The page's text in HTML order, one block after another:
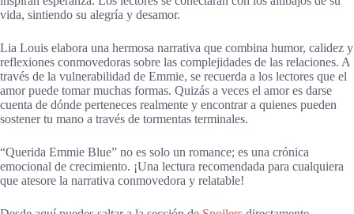
vida, sintiendo su alegría y desamor.
Lia Louis elabora una hermosa narrativa que combina humor, calidez y
reflexiones conmovedoras sobre las complejidades de las relaciones. A
través de la vulnerabilidad de Emmie, se recuerda a los lectores que el
amor puede tomar muchas formas. Quizás a veces el amor es darse
cuenta de dónde perteneces realmente y encontrar a quienes pueden
sostener tu mano a través de tormentas terminales.
“Querida Emmie Blue” no es solo un romance; es una crónica
emocional de crecimiento. ¡Una lectura recomendada para cualquiera
que atesore la narrativa conmovedora y relatable!